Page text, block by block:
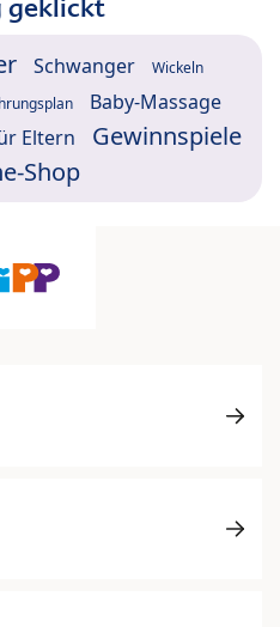
geklickt
Schwanger Wickeln
Baby-Massage
Eltern
Gewinnspiele
Shop